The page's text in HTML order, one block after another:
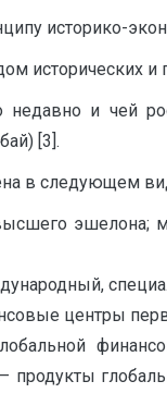
историко-
исторических
и чей
[3].
в следующем
центры